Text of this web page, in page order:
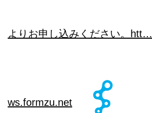
よりお申し込みください。htt…
ws.formzu.net